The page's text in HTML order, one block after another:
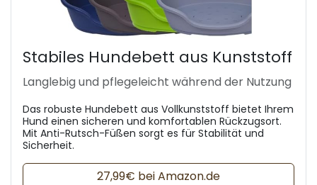
Stabiles Hundebett aus Kunststoff
Langlebig und pflegeleicht während der Nutzung
Das robuste Hundebett aus Vollkunststoff bietet Ihrem
Hund einen sicheren und komfortablen Rückzugsort.
Mit Anti-Rutsch-Füßen sorgt es für Stabilität und
Sicherheit.
27,99€ bei Amazon.de